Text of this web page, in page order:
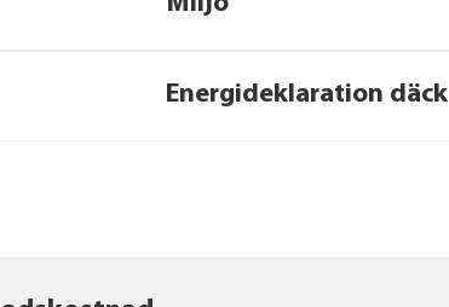
Energideklaration däck